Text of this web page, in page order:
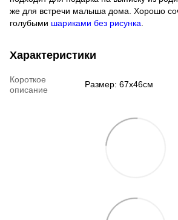
же для встречи малыша дома. Хорошо
голубыми шариками без рисунка
Характеристики
Короткое
описание
Размер: 67х46см